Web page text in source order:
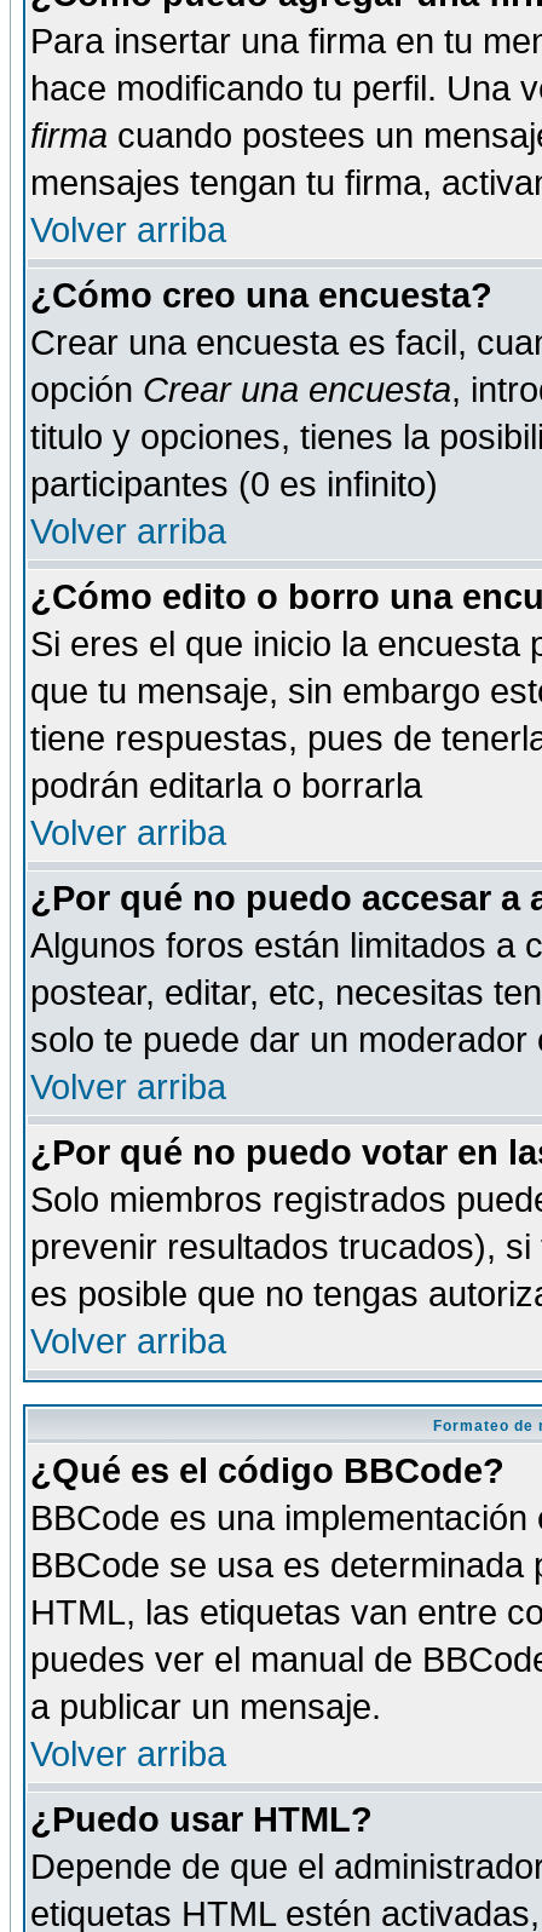
Para insertar una firma en tu
hace modificando tu perfil. Una
firma cuando postees un
mensajes tengan tu firma,
Volver arriba
¿Cómo creo una encuesta?
Crear una encuesta es facil,
opción Crear una encuesta,
titulo y opciones, tienes la
participantes (0 es infinito)
Volver arriba
¿Cómo edito o borro una
Si eres el que inicio la encuesta
que tu mensaje, sin embargo
tiene respuestas, pues de
podrán editarla o borrarla
Volver arriba
¿Por qué no puedo accesar a
Algunos foros están limitados a
postear, editar, etc, necesitas
solo te puede dar un
Volver arriba
¿Por qué no puedo votar en
Solo miembros registrados
prevenir resultados trucados),
es posible que no tengas
Volver arriba
Formateo de
¿Qué es el código BBCode?
BBCode es una
BBCode se usa es
HTML, las etiquetas van entre
puedes ver el manual de
a publicar un mensaje.
Volver arriba
¿Puedo usar HTML?
Depende de que el
etiquetas HTML estén